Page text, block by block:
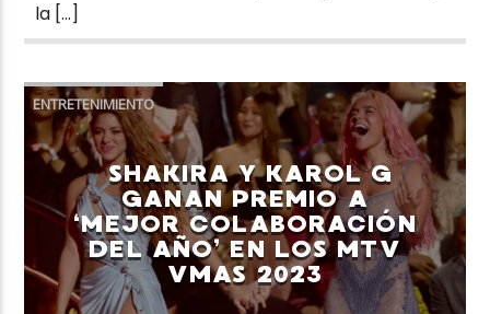
la […]
ENTRETENIMIENTO
SHAKIRA Y KAROL G
GANAN PREMIO A
‘MEJOR COLABORACIÓN
DEL AÑO’ EN LOS MTV
VMAS 2023